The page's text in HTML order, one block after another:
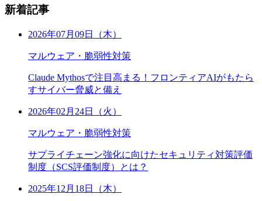
新着記事
2026年07月09日（木）
マルウェア・脆弱性対策
Claude Mythosで注目高まる！フロンティアAIがもたら
すサイバー脅威と備え
2026年02月24日（火）
マルウェア・脆弱性対策
サプライチェーン強化に向けたセキュリティ対策評価
制度（SCS評価制度）とは？
2025年12月18日（木）